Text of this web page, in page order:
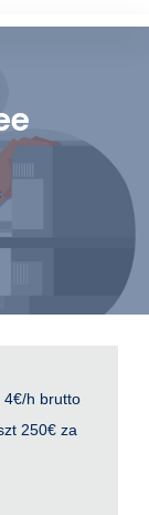
4€/h brutto
250€ za